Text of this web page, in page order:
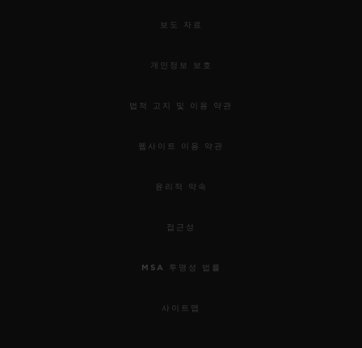
보도 자료
개인정보 보호
법적 고지 및 이용 약관
웹사이트 이용 약관
윤리적 약속
접근성
MSA 투명성 법률
사이트맵